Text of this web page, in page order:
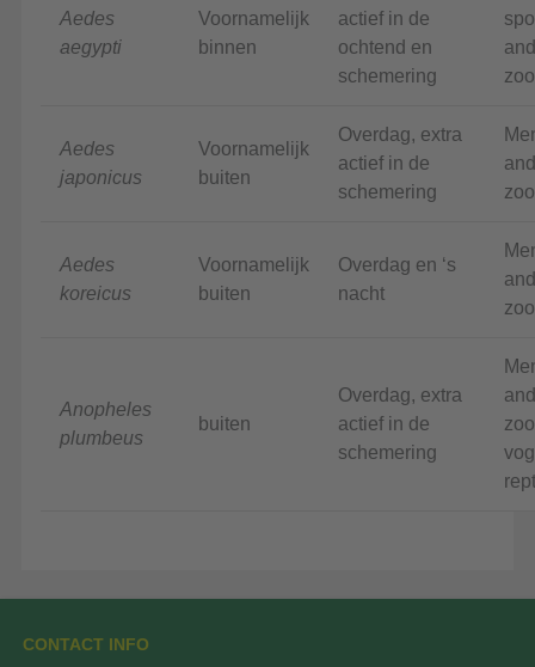
Aedes
aegypti
Voornamelijk
binnen
actief in de
ochtend en
schemering
Aedes
japonicus
Voornamelijk
buiten
Overdag, extra
actief in de
schemering
Aedes
koreicus
Voornamelijk
buiten
Overdag en ‘s
nacht
Anopheles
plumbeus
buiten
Overdag, extra
actief in de
schemering
CONTACT INFO